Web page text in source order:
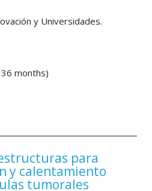
y Universidades.
months)
para
y calentamiento
tumorales